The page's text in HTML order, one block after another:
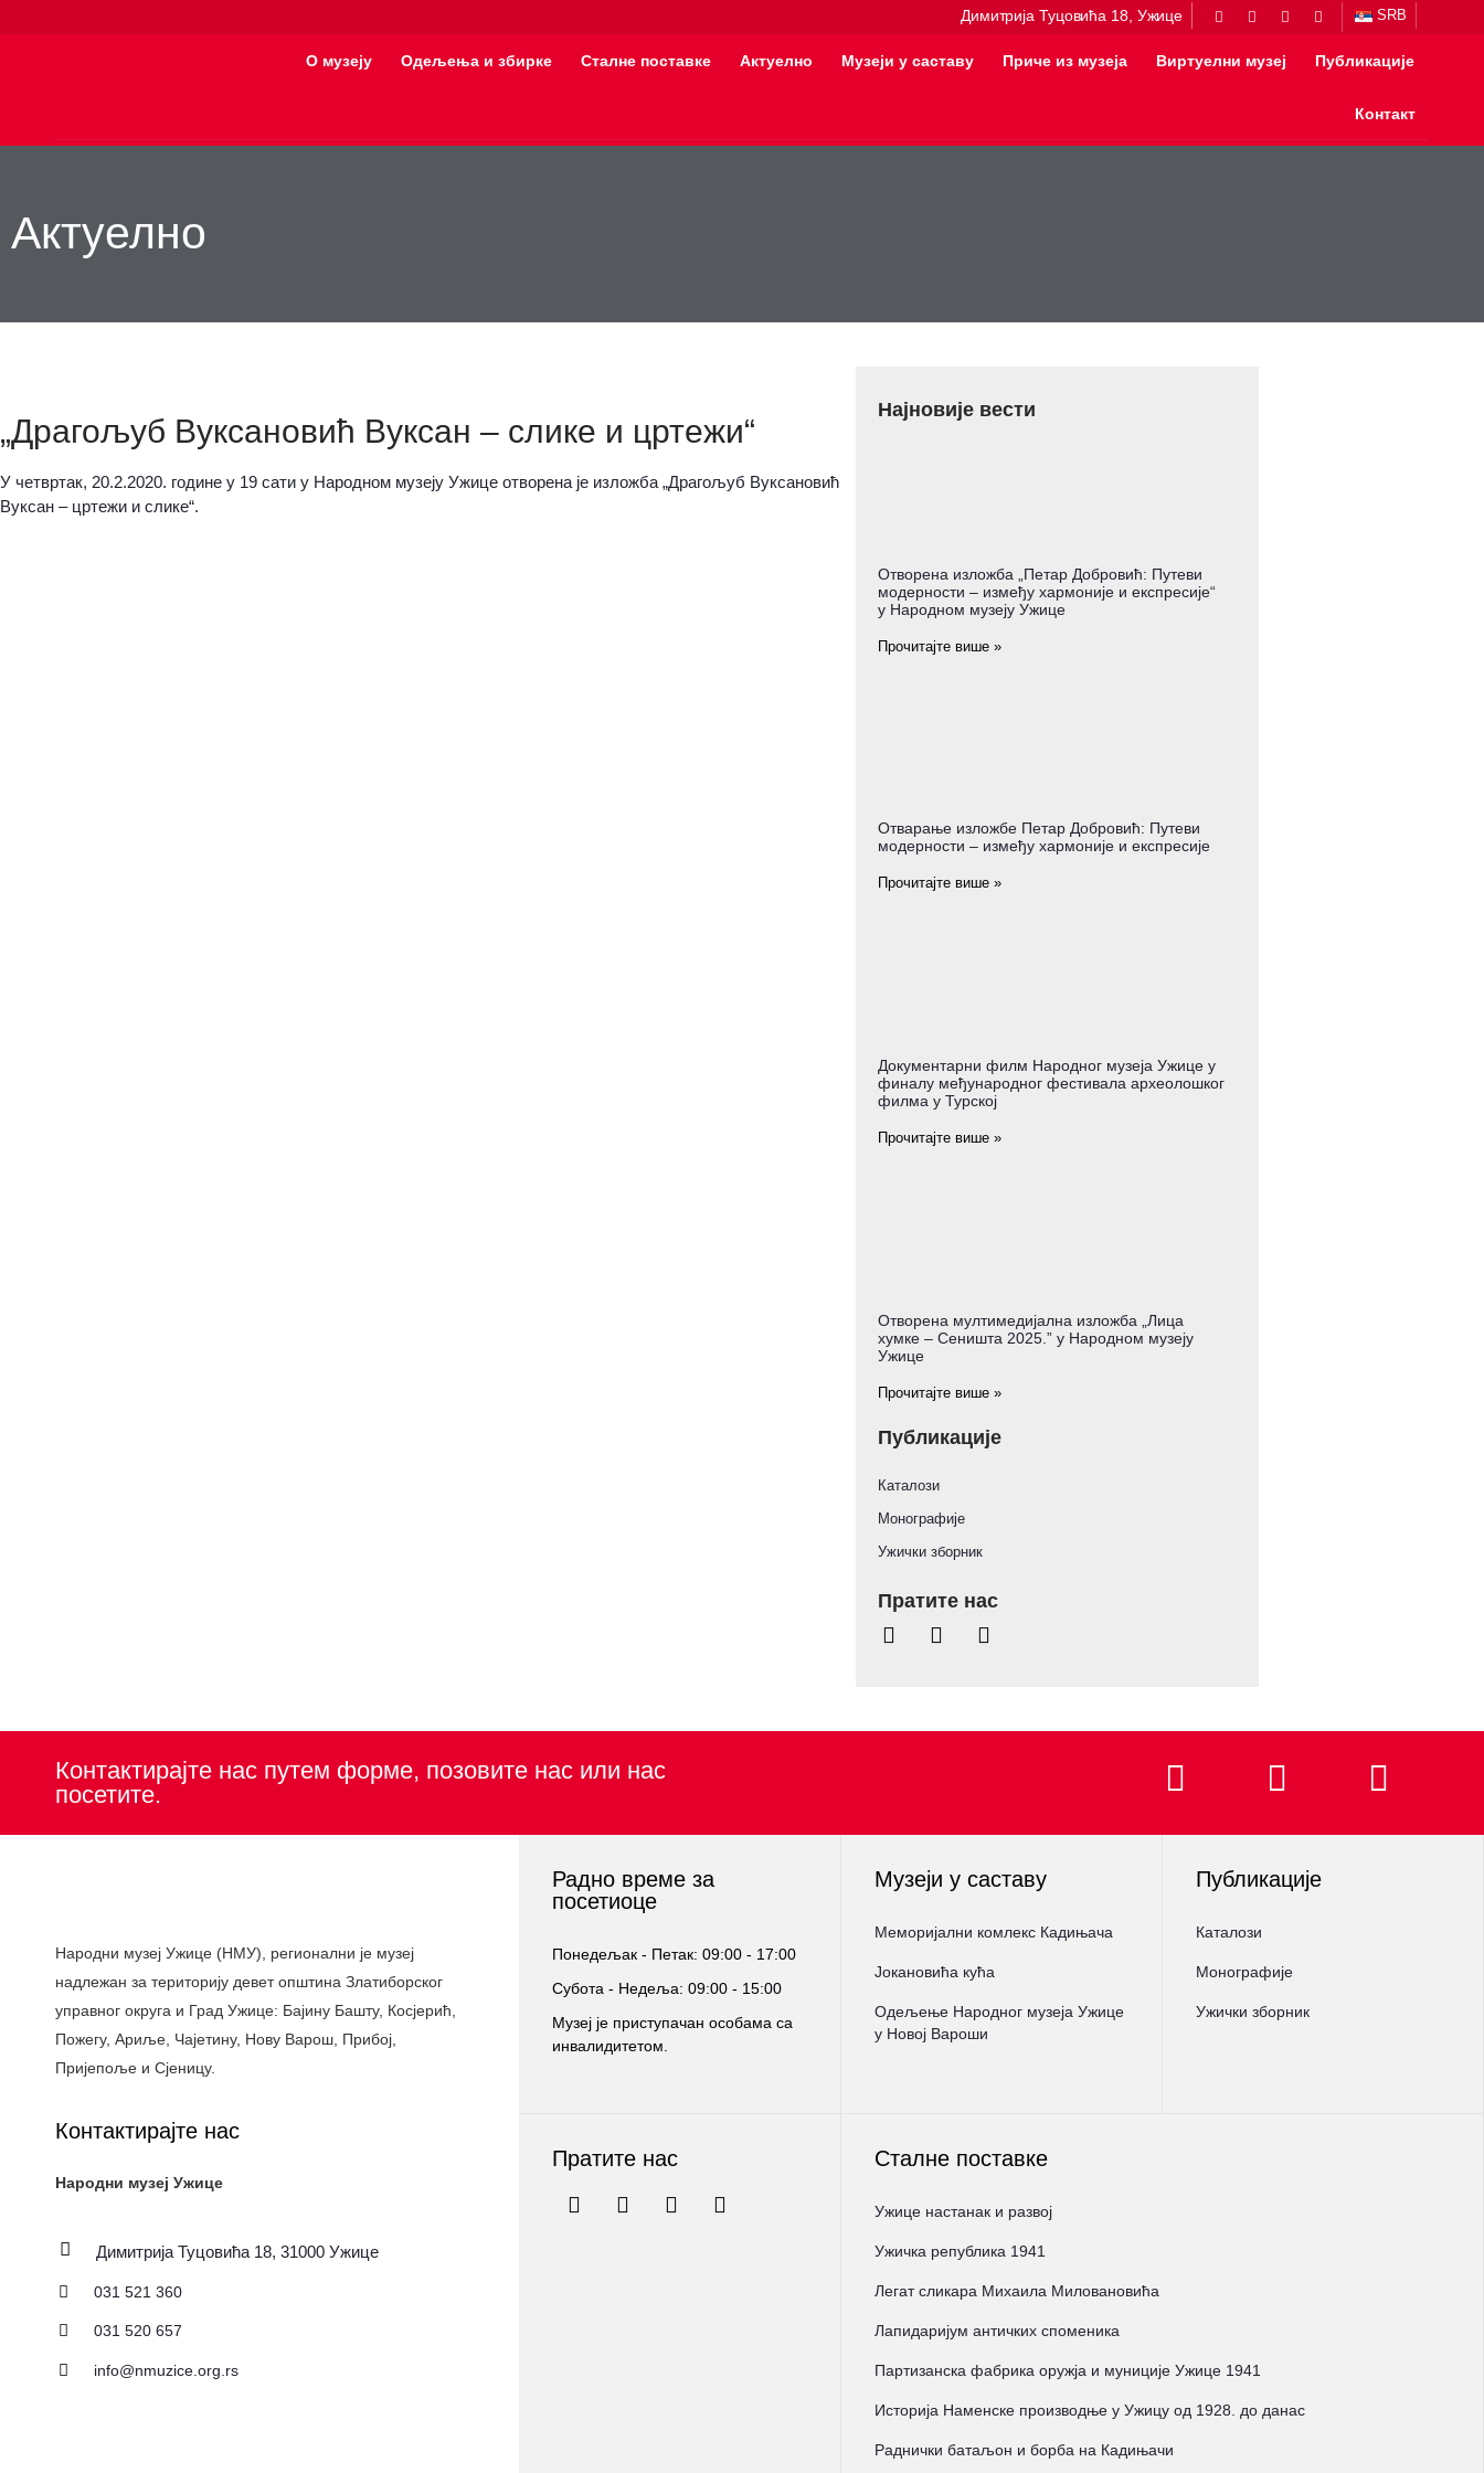
Димитрија Туцовића 18, Ужице SRB
О музеју Одељења и збирке Сталне поставке Актуелно Музеји у саставу Приче из музеја Виртуелни музеј Публикације
Контакт
Актуелно
„Драгољуб Вуксановић Вуксан – слике и цртежи“
У четвртак, 20.2.2020. године у 19 сати у Народном музеју Ужице отворена је изложба „Драгољуб Вуксановић
Вуксан – цртежи и слике“.
Најновије вести
Отворена изложба „Петар Добровић: Путеви
модерности – између хармоније и експресије“
у Народном музеју Ужице
Прочитајте више »
Отварање изложбе Петар Добровић: Путеви
модерности – између хармоније и експресије
Прочитајте више »
Документарни филм Народног музеја Ужице у
финалу међународног фестивала археолошког
филма у Турској
Прочитајте више »
Отворена мултимедијална изложба „Лица
хумке – Сеништа 2025.” у Народном музеју
Ужице
Прочитајте више »
Публикације
Каталози
Монографије
Ужички зборник
Пратите нас
Контактирајте нас путем форме, позовите нас или нас
посетите.
Народни музеј Ужице (НМУ), регионални je музеј
надлежан за територију девет општина Златиборског
управног округа и Град Ужице: Бајину Башту, Косјерић,
Пожегу, Ариље, Чајетину, Нову Варош, Прибој,
Пријепоље и Сјеницу.
Контактирајте нас
Народни музеј Ужице
Димитрија Туцовића 18, 31000 Ужице
031 521 360
031 520 657
info@nmuzice.org.rs
Радно време за
посетиоце
Понедељак - Петак: 09:00 - 17:00
Субота - Недеља: 09:00 - 15:00
Музеј је приступачан особама са
инвалидитетом.
Музеји у саставу
Меморијални комлекс Кадињача
Јокановића кућа
Oдељење Народног музеја Ужице
у Новој Вароши
Публикације
Каталози
Монографије
Ужички зборник
Пратите нас Сталне поставке
Ужице настанак и развој
Ужичка република 1941
Легат сликара Михаила Миловановића
Лапидаријум античких споменика
Партизанска фабрика оружја и муниције Ужице 1941
Историја Наменске производње у Ужицу од 1928. до данас
Раднички батаљон и борба на Кадињачи